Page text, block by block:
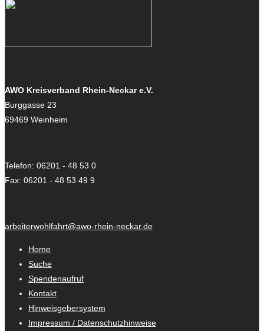
AWO Kreisverband Rhein-Neckar e.V.
Burggasse 23
69469 Weinheim
Telefon: 06201 - 48 53 0
Fax: 06201 - 48 53 49 9
arbeiterwohlfahrt@awo-rhein-neckar.de
Home
Suche
Spendenaufruf
Kontakt
Hinweisgebersystem
Impressum / Datenschutzhinweise